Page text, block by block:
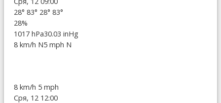
28° 83° 28° 83°
28%
1017 hPa30.03 inHg
8 km/h N5 mph N
8 km/h 5 mph
Сря, 12 12:00